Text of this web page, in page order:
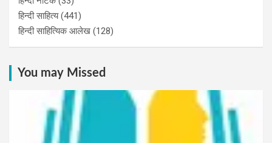
हिन्दी साहित्य(441)
हिन्दी साहित्यिक आलेख (128)
You may Missed